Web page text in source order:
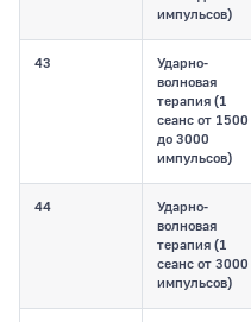
импульсов)
43
Ударно-
волновая
терапия (1
сеанс от 1500
до 3000
импульсов)
44
Ударно-
волновая
терапия (1
сеанс от 3000
импульсов)